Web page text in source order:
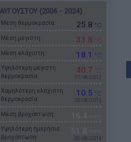
ΑΥΓΟΥΣΤΟΥ (2006 - 2024)
Μεση θερμοκρασία: 25.8 °C
Μέση μέγιστη: 33.8 °C
Μέση ελάχιστη: 18.1 °C
Υψηλότερη μέγιστη
θερμοκρασία:
40.7 °C
07/08/2012
Χαμηλότερη ελάχιστη
θερμοκρασία:
10.5 °C
28/08/2015
Μέση βροχόπτωση: 16.4 mm
Υψηλότερη ημερήσια
βροχόπτωση:
51.8 mm
02/08/2014